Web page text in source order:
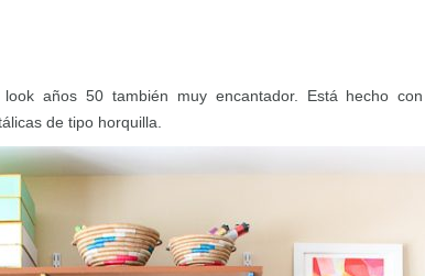
años 50 también muy encantador. Está hecho
de tipo horquilla.